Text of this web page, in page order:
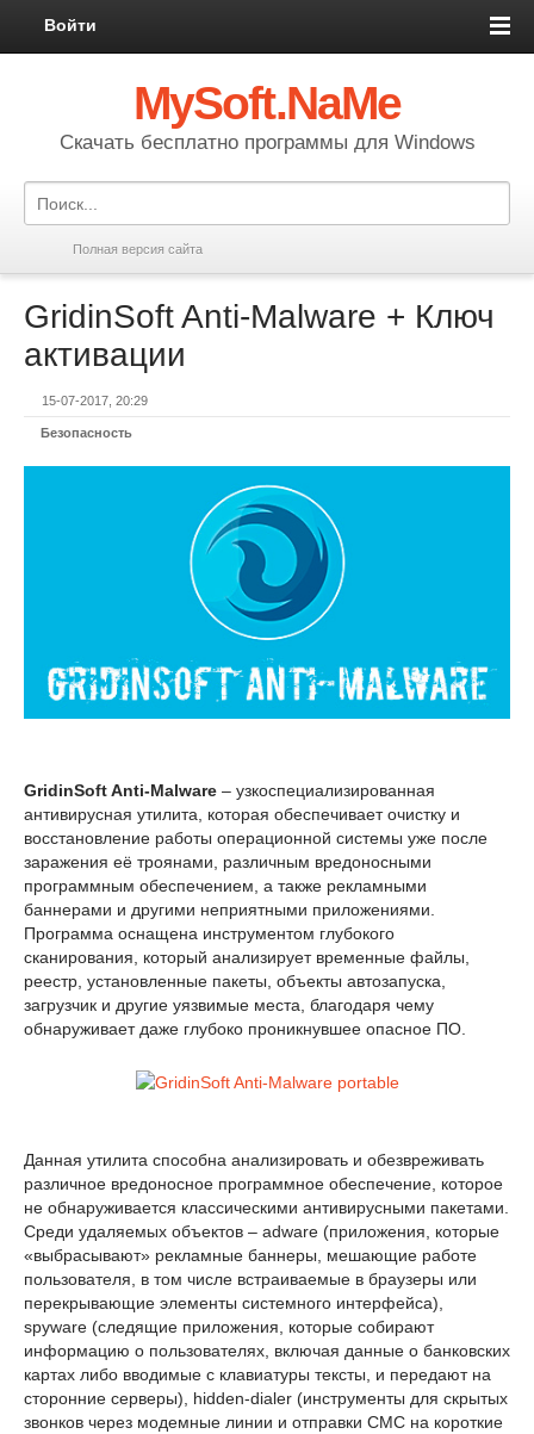
Войти
MySoft.NaMe
Скачать бесплатно программы для Windows
Полная версия сайта
GridinSoft Anti-Malware + Ключ
активации
15-07-2017, 20:29
Безопасность
GridinSoft Anti-Malware – узкоспециализированная
антивирусная утилита, которая обеспечивает очистку и
восстановление работы операционной системы уже после
заражения её троянами, различным вредоносными
программным обеспечением, а также рекламными
баннерами и другими неприятными приложениями.
Программа оснащена инструментом глубокого
сканирования, который анализирует временные файлы,
реестр, установленные пакеты, объекты автозапуска,
загрузчик и другие уязвимые места, благодаря чему
обнаруживает даже глубоко проникнувшее опасное ПО.
Данная утилита способна анализировать и обезвреживать
различное вредоносное программное обеспечение, которое
не обнаруживается классическими антивирусными пакетами.
Среди удаляемых объектов – adware (приложения, которые
«выбрасывают» рекламные баннеры, мешающие работе
пользователя, в том числе встраиваемые в браузеры или
перекрывающие элементы системного интерфейса),
spyware (следящие приложения, которые собирают
информацию о пользователях, включая данные о банковских
картах либо вводимые с клавиатуры тексты, и передают на
сторонние серверы), hidden-dialer (инструменты для скрытых
звонков через модемные линии и отправки СМС на короткие